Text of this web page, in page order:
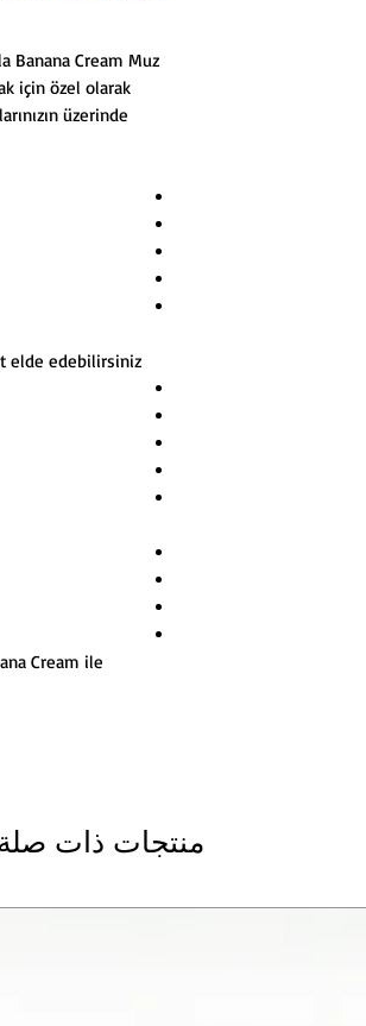
Banana Cream Muz
için özel olarak
üzerinde
elde edebilirsiniz:
Cream ile
منتجات ذات